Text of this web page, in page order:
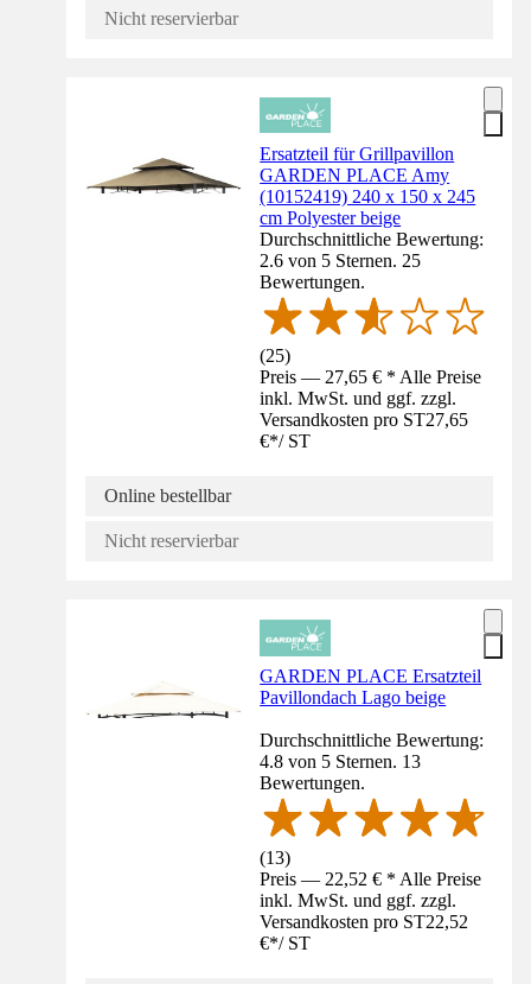
Nicht reservierbar
Ersatzteil für Grillpavillon
GARDEN PLACE Amy
(10152419) 240 x 150 x 245
cm Polyester beige
Durchschnittliche Bewertung:
2.6 von 5 Sternen. 25
Bewertungen.
(25)
Preis — 27,65 € * Alle Preise
inkl. MwSt. und ggf. zzgl.
Versandkosten pro ST27,65
€*/ ST
Online bestellbar
Nicht reservierbar
GARDEN PLACE Ersatzteil
Pavillondach Lago beige
Durchschnittliche Bewertung:
4.8 von 5 Sternen. 13
Bewertungen.
(13)
Preis — 22,52 € * Alle Preise
inkl. MwSt. und ggf. zzgl.
Versandkosten pro ST22,52
€*/ ST